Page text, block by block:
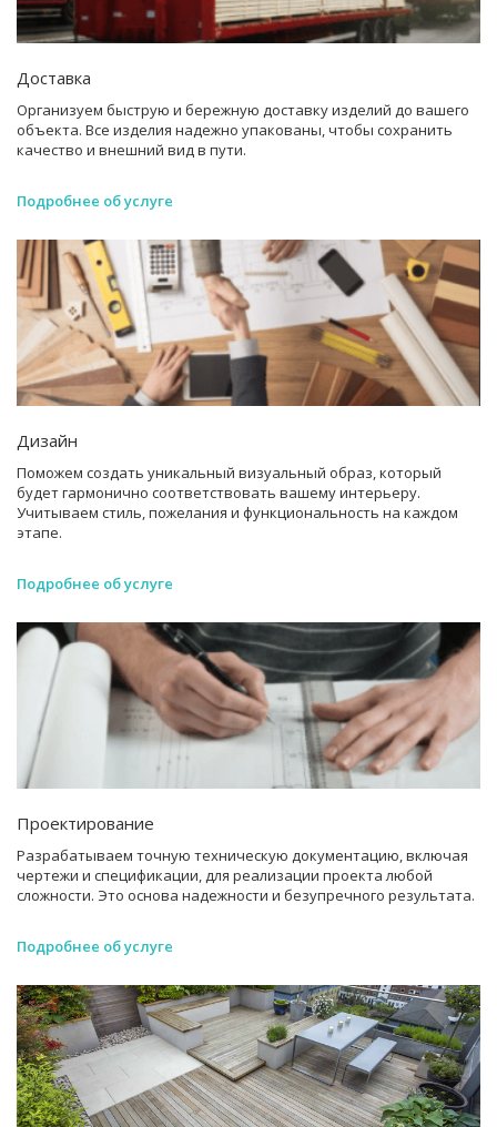
Доставка
Организуем быструю и бережную доставку изделий до вашего
объекта. Все изделия надежно упакованы, чтобы сохранить
качество и внешний вид в пути.
Подробнее об услуге
Дизайн
Поможем создать уникальный визуальный образ, который
будет гармонично соответствовать вашему интерьеру.
Учитываем стиль, пожелания и функциональность на каждом
этапе.
Подробнее об услуге
Проектирование
Разрабатываем точную техническую документацию, включая
чертежи и спецификации, для реализации проекта любой
сложности. Это основа надежности и безупречного результата.
Подробнее об услуге